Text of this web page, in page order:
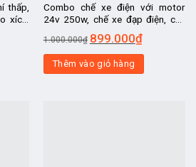
thấp,
xích,
xe
Combo chế xe điện với motor
24v 250w, chế xe đạp điện, chế
máy quay vịt, máy nướng thịt, máy
bơm nước, thuyền điện
1.000.000₫ 899.000₫
Thêm vào giỏ hàng